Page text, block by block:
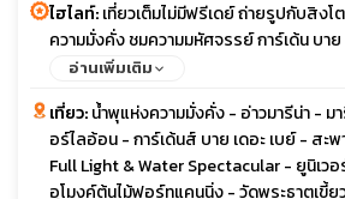
ไฮไลท์:เที่ยวเต็มไม่มีฟรีเดย์ ถ่ายรูปกับสิง
ความมั่งคั่ง ชมความมหัศจรรย์ การ์เด้น บา
เวอร์แซล สตูดิโอ
อ่านเพิ่มเติม
เที่ยว:น้ำพุแห่งความมั่งคั่ง - อ่าวมารีน่า - ม
อร์ไลอ้อน - การ์เด้นส์ บาย เดอะ เบย์ - สะ
Full Light & Water Spectacular - ยูนิเว
อุโมงค์ต้นไม้ฟอร์ทแคนนิ่ง - วัดพระธาตุเขี้ย